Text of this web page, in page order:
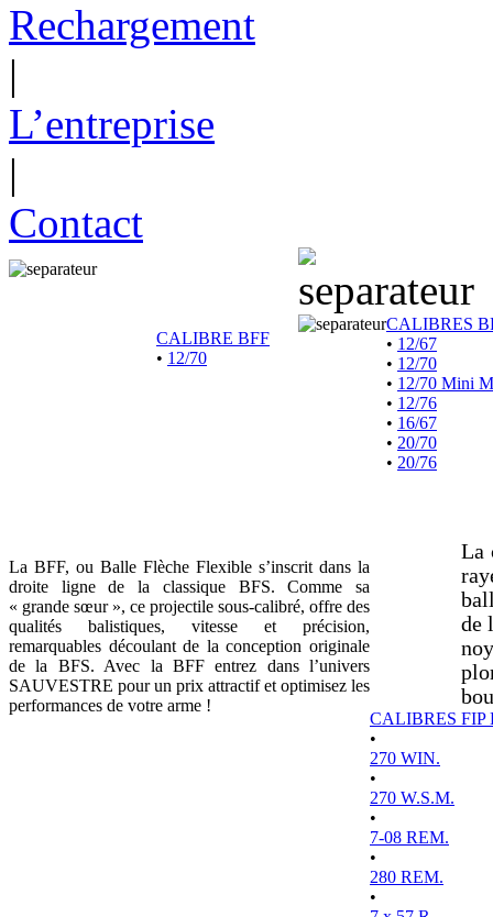
Rechargement
|
L’entreprise
|
Contact
CALIBRE BFF
• 12/70
CALIBRES
• 12/67
• 12/70
• 12/70 Mini
• 12/76
• 16/67
• 20/70
• 20/76
La BFF, ou Balle Flèche Flexible s’inscrit dans la
droite ligne de la classique BFS. Comme sa
« grande sœur », ce projectile sous-calibré, offre des
qualités balistiques, vitesse et précision,
remarquables découlant de la conception originale
de la BFS. Avec la BFF entrez dans l’univers
SAUVESTRE pour un prix attractif et optimisez les
performances de votre arme !
La
de
CALIBRES FIP
•
270 WIN.
•
270 W.S.M.
•
7-08 REM.
•
280 REM.
•